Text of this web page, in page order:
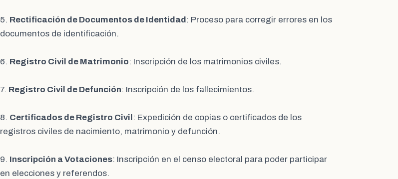
5. Rectificación de Documentos de Identidad : Proceso para corregir errores en los
documentos de identificación.
6. Registro Civil de Matrimonio: Inscripción de los matrimonios civiles.
7. Registro Civil de Defunción: Inscripción de los fallecimientos.
8. Certificados de Registro Civil : Expedición de copias o certificados de los
registros civiles de nacimiento, matrimonio y defunción.
9. Inscripción a Votaciones: Inscripción en el censo electoral para poder participar
en elecciones y referendos.